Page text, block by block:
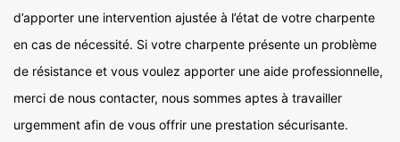
d’apporter une intervention ajustée à l’état de votre charpente
en cas de nécessité. Si votre charpente présente un problème
de résistance et vous voulez apporter une aide professionnelle,
merci de nous contacter, nous sommes aptes à travailler
urgemment afin de vous offrir une prestation sécurisante.